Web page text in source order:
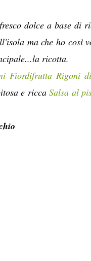
dolce a base di
ma che ho così
ricotta.
Fiordifrutta Rigoni
e riccaSalsa al